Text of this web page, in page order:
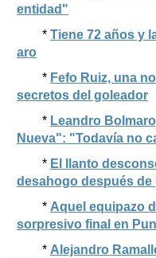
entidad"
* Tiene 72 años y
aro
* Fefo Ruiz, una
secretos del goleador
* Leandro
Nueva": "Todavía no
* El llanto
desahogo después de
* Aquel equipazo
sorpresivo final en
* Alejandro